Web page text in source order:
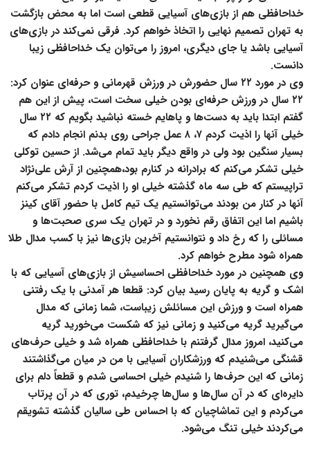
خداحافظی هم از بازی‌های آسیایی قطعی است اما به محض بازگشت
به تهران تصمیم نهایی را اتخاذ خواهم کرد. فرقی نمی‌کند در بازی‌های
آسیایی باشد یا جای دیگری، امروز را می‌توان یک خداحافظی زیبا
دانست.
وی در مورد ۲۲ سال حضورش در ورزش قهرمانی و حرفه‌ای عنوان کرد:
۲۲ سال در ورزش حرفه‌ای بودن خیلی سخت است، پیش از این هم
گفتم ابتدا باید به دست‌ها و پاهایم خسته نباشید بگویم که ۲۲ سال
خیلی آنها را اذیت کردم ۷، ۸ عمل جراحی روی بدنم انجام دادم که
بسیار سنگین بود ولی در واقع دیگر باید تمام می‌شد. از حسین توکلی
خیلی تشکر می‌کنم که برادرانه در کنارم بود،همچنین از آرش علی‌نژاد
تراپیستم که طی سه ماه گذشته خیلی او را اذیت کردم تشکر می‌کنم
آنها در کنار من بودند می‌توانستیم یک تیم کامل با حضور آقای کینز
باشیم اما این اتفاق رقم نخورد و در تهران یک سری صحبت‌ها و
مسائلی را که رخ داد و نتوانستیم آخرین بازی‌ها نیز با کسب مدال طلا
همراه شود مطرح خواهم کرد.
وی همچنین در مورد خداحافظی احساسیش از بازی‌های آسیایی که با
اشک و گریه به پایان رسید بیان کرد: قطعا هر آمدنی با یک رفتنی
همراه است و ورزش این مسائلش زیباست، شما زمانی که مدال
می‌گیرید گریه می‌کنید و زمانی نیز که شکست می‌خورید گریه
می‌کنید، امروز مدال گرفتنم با خداحافظی همراه شد و خیلی حرف‌های
قشنگی می‌شنیدم که ورزشکاران آسیایی با من در میان می‌گذاشتند
زمانی که این حرف‌ها را شنیدم خیلی احساسی شدم و قطعاً دلم برای
دایره‌ای که در آن سال‌ها و سال‌ها چرخیدم، توری که در آن پرتاب
می‌کردم و این تماشاچیان که با احساس طی سالیان گذشته تشویقم
می‌کردند خیلی تنگ می‌شود.